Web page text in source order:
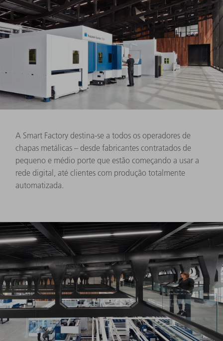
A Smart Factory destina-se a todos os operadores de
chapas metálicas – desde fabricantes contratados de
pequeno e médio porte que estão começando a usar a
rede digital, até clientes com produção totalmente
automatizada.